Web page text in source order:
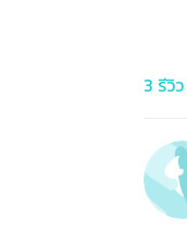
3 รีวิว